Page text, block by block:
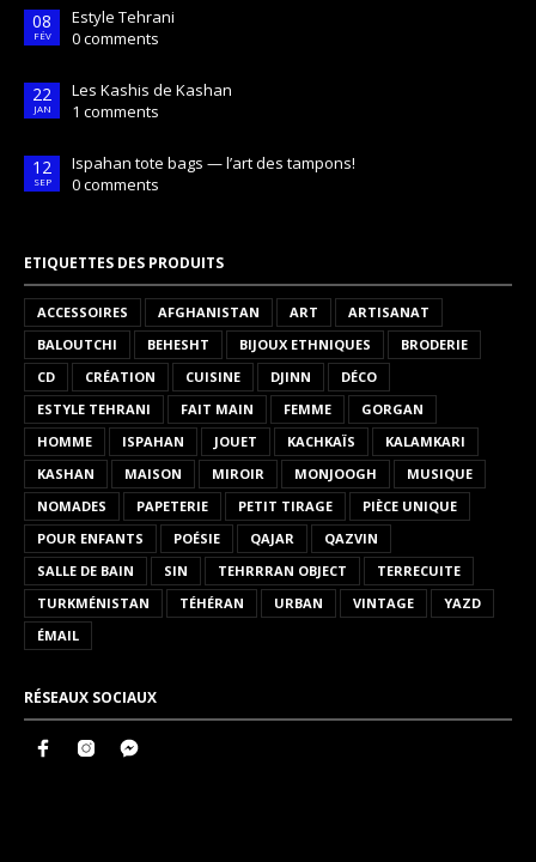
08
FÉV
Estyle Tehrani
0 comments
22
JAN
Les Kashis de Kashan
1 comments
12
SEP
Ispahan tote bags — l’art des tampons!
0 comments
ETIQUETTES DES PRODUITS
ACCESSOIRES AFGHANISTAN ART
ARTISANAT
BALOUTCHI
BEHESHT BIJOUX ETHNIQUES
BRODERIE
CD
CRÉATION CUISINE DJINN
DÉCO
ESTYLE TEHRANI
FAIT MAIN FEMME
GORGAN
HOMME
ISPAHAN JOUET KACHKAÏS
KALAMKARI
KASHAN
MAISON MIROIR MONJOOGH
MUSIQUE
NOMADES
PAPETERIE PETIT TIRAGE
PIÈCE UNIQUE
POUR ENFANTS
POÉSIE QAJAR
QAZVIN
SALLE DE BAIN
SIN TEHRRRAN OBJECT
TERRECUITE
TURKMÉNISTAN
TÉHÉRAN URBAN VINTAGE
YAZD
ÉMAIL
RÉSEAUX SOCIAUX